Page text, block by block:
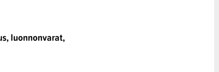
luonnonvarat,